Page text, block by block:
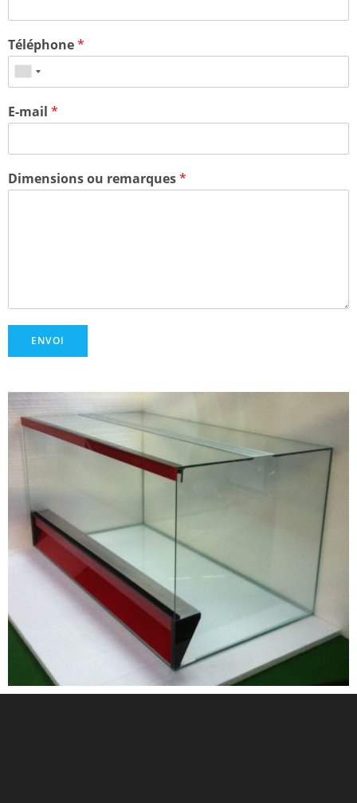
Téléphone*
E-mail *
Dimensions ou remarques*
ENVOI